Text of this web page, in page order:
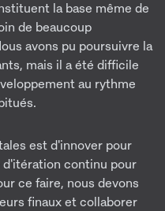
la base même de
de beaucoup
avons pu poursuivre la
mais il a été difficile
au rythme
est d'innover pour
d'itération continu pour
ce faire, nous devons
finaux et collaborer